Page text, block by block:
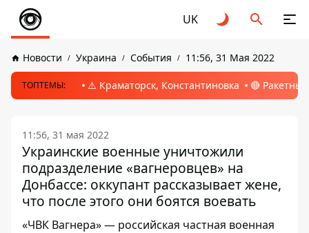
UK
Новости Украина События 11:56, 31 Мая 2022
ТОПТЕМЫ: ⚠️ Краматорск, Константиновка 🔴
11:56, 31 мая 2022
Украинские военные уничтожили
подразделение «вагнеровцев» на
Донбассе: оккупант рассказывает жене,
что после этого они боятся воевать
«ЧВК Вагнера» — российская частная военная